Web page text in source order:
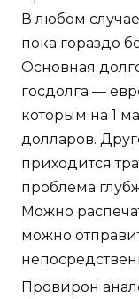
В любом
пока гораздо
Основная
госдолга —
которым на 1
долларов.
приходится
проблема
Можно
можно
Провирон